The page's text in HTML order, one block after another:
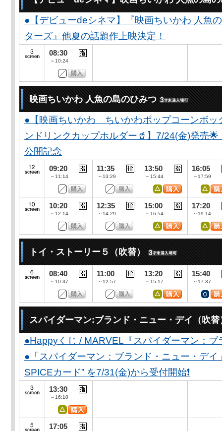
●【デビューdeシネマ】『映画ちいかわ 人魚
ターズ』他夏の話題作上映決定！
08:30
～10:24
映画ちいかわ 人魚の島のひみつ
●【映画ちいかわ ちいかわポップコーンボ
ンドリンクカップホルダー🥤】7/24(金)発売
公開記念
09:20
～11:14
11:35
～13:29
13:50
～15:44
16:05
～17:59
10:20
～12:14
12:35
～14:29
15:00
～16:54
17:20
～19:14
トイ・ストーリー５（吹替）
08:40
～10:37
11:00
～12:57
13:20
～15:17
15:40
～17:37
スパイダーマン:ブランド・ニュー・デイ（吹替
●Happyくじ / MARVEL『スパイダーマン：
●「スパイダーマン：ブランド・ニュー・デ
SPICEカード” を7/31(金)から受付開始❗️
13:30
～16:10
17:05